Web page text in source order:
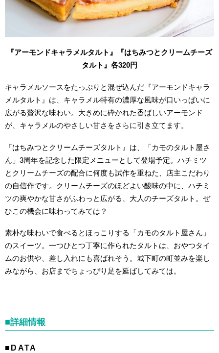
『アーモンドキャラメルタルト』『はちみつとクリームチーズ
タルト』 各320円
キャラメルソースをたっぷりと混ぜ込んだ『アーモンドキャラ
メルタルト』は、キャラメル特有の濃厚な風味が口いっぱいに
広がる贅沢な味わい。大きめに砕かれた香ばしいアーモンド
が、キャラメルのやさしい甘さをさらに引き立てます。
『はちみつとクリームチーズタルト』は、「カモのタルト屋さ
ん」3周年を記念した限定メニューとして登場予定。ハチミツ
とクリームチーズの配合に何度も試作を重ねた、店主こだわり
の自信作です。クリームチーズのほどよい酸味の中に、ハチミ
ツの爽やかな甘さがふわっと広がる、大人のチーズタルト。ぜ
ひこの機会に味わってみては？
素朴な味わいで食べるとほっこりする「カモのタルト屋さん」
のスイーツ。一つひとつ丁寧に作られたタルトは、おやつタイ
ムのお供や、差し入れにも喜ばれそう。城下町の町並みを楽し
みながら、お店までちょっぴり足を延ばしてみては。
■詳細情報
■DATA